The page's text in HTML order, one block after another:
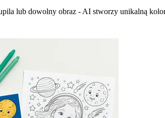
lub dowolny obraz - AI stworzy unikalną